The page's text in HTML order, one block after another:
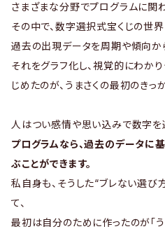
さまざまな分野でプログラムに関
その中で、数字選択式宝くじの世界
過去の出現データを周期や傾向か
それをグラフ化し、視覚的にわか
じめたのが、うまさくの最初のきっ
人はつい感情や思い込みで数字を
プログラムなら、過去のデータに
ぶことができます。
私自身も、そうした“ブレない選
て、
最初は自分のために作ったのが「う